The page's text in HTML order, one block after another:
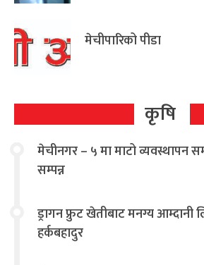
मेचीपारिको पीडा
कृषि
मेचीनगर – ५ मा माटो व्यवस्थापन
सम्पन्न
ड्रागन फ्रुट खेतीबाट मनग्य आम्दानी
हर्कबहादुर